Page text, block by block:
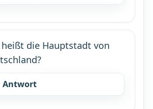
heißt die Hauptstadt von
Antwort